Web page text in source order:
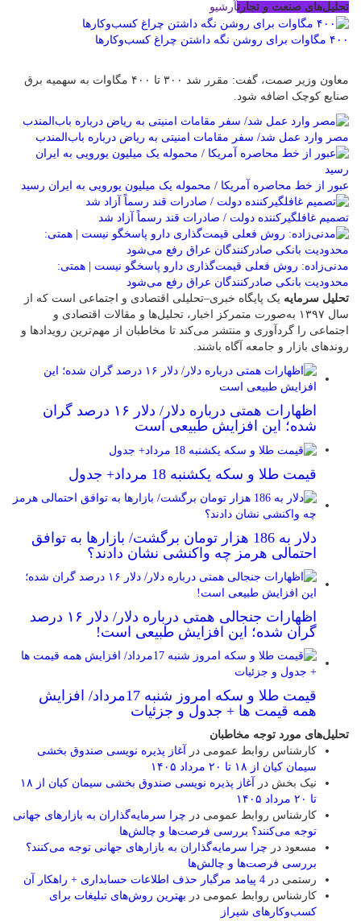
تحلیل‌های صنعت و تجارتآرشیو
۴۰۰ مگاوات برای روشن نگه داشتن چراغ کسب‌وکار‌ها
معاون وزیر صمت، گفت: مقرر شد ۳۰۰ تا ۴۰۰ مگاوات به سهمیه برق
صنایع کوچک اضافه شود.
مصر وارد عمل شد/ سفر مقامات امنیتی به ریاض درباره باب‌المندب
عبور از خط محاصره آمریکا / محموله یک میلیون یورویی به ایران رسید
تصمیم غافلگیرکننده دولت / صادرات قند رسماً آزاد شد
مدنی‌زاده: روش فعلی قیمت‌گذاری دارو پاسخگو نیست | همتی:
محدودیت بانکی صادرکنندگان عراق رفع می‌شود
تحلیل سرمایه یک پایگاه خبری–تحلیلی اقتصادی و اجتماعی است که از
سال ۱۳۹۷ به‌صورت متمرکز اخبار، تحلیل‌ها و مقالات اقتصادی و
اجتماعی را گردآوری و منتشر می‌کند تا مخاطبان از مهم‌ترین رویدادها و
روندهای بازار و جامعه آگاه باشند.
اظهارات همتی درباره دلار/ دلار ۱۶ درصد گران
شده؛ این افزایش طبیعی است
قیمت طلا و سکه یکشنبه 18 مرداد+ جدول
دلار به 186 هزار تومان برگشت/ بازارها به توافق
احتمالی هرمز چه واکنشی نشان دادند؟
اظهارات جنجالی همتی درباره دلار/ دلار ۱۶ درصد
گران شده؛ این افزایش طبیعی است!
قیمت طلا و سکه امروز شنبه 17مرداد/ افزایش
همه قیمت ها + جدول و جزئیات
تحلیل‌های مورد توجه مخاطبان
کارشناس روابط عمومی در
آغاز پذیره نویسی صندوق بخشی
سیمان کیان از ۱۸ تا ۲۰ مرداد ۱۴۰۵
نیک بخش در
آغاز پذیره نویسی صندوق بخشی سیمان کیان از ۱۸
تا ۲۰ مرداد ۱۴۰۵
کارشناس روابط عمومی در چرا سرمایه‌گذاران به بازارهای جهانی
توجه می‌کنند؟ بررسی فرصت‌ها و چالش‌ها
مسعود در چرا سرمایه‌گذاران به بازارهای جهانی توجه می‌کنند؟
بررسی فرصت‌ها و چالش‌ها
رستمی در 4 پیامد مرگبار حذف اطلاعات حسابداری + راهکار آن
کارشناس روابط عمومی در بهترین روش‌های تبلیغات برای
کسب‌وکارهای شیراز